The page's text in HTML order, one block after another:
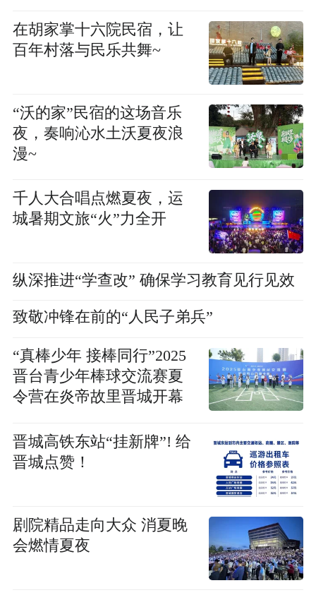
在胡家掌十六院民宿，让
百年村落与民乐共舞~
“沃的家”民宿的这场音乐
夜，奏响沁水土沃夏夜浪
漫~
千人大合唱点燃夏夜，运
城暑期文旅“火”力全开
纵深推进“学查改” 确保学习教育见行见效
致敬冲锋在前的“人民子弟兵”
“真棒少年 接棒同行”2025
晋台青少年棒球交流赛夏
令营在炎帝故里晋城开幕
晋城高铁东站“挂新牌”! 给
晋城点赞！
剧院精品走向大众 消夏晚
会燃情夏夜